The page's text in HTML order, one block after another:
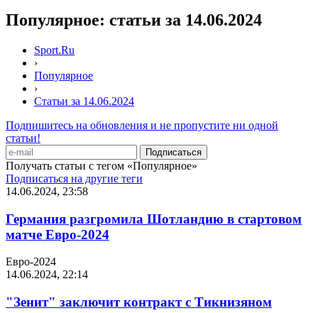
Популярное: статьи за 14.06.2024
Sport.Ru
›
Популярное
›
Статьи за 14.06.2024
Подпишитесь на обновления и не пропустите ни одной
статьи!
Получать статьи с тегом «Популярное»
Подписаться на другие теги
14.06.2024, 23:58
Германия разгромила Шотландию в стартовом
матче Евро-2024
Евро-2024
14.06.2024, 22:14
"Зенит" заключит контракт с Тикнизяном